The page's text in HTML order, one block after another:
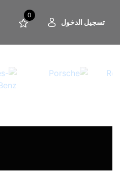
0
تسجيل الدخول